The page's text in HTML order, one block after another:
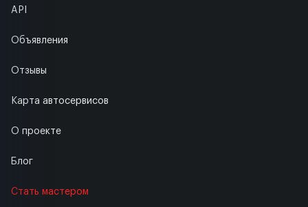
API
Объявления
Отзывы
Карта автосервисов
О проекте
Блог
Стать мастером